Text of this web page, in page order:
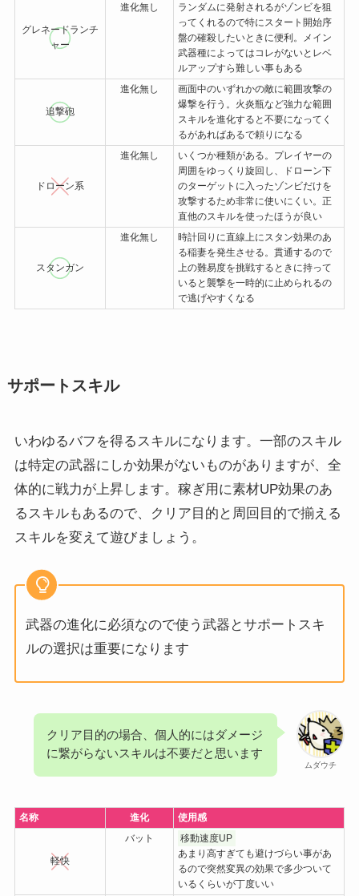
グレネードランチ
ャー
進化無し
ランダムに発射されるがゾンビを狙
ってくれるので特にスタート開始序
盤の確殺したいときに便利。メイン
武器種によってはコレがないとレベ
ルアップすら難しい事もある
追撃砲
進化無し
画面中のいずれかの敵に範囲攻撃の
爆撃を行う。火炎瓶など強力な範囲
スキルを進化すると不要になってく
るがあればあるで頼りになる
ドローン系
進化無し
いくつか種類がある。プレイヤーの
周囲をゆっくり旋回し、ドローン下
のターゲットに入ったゾンビだけを
攻撃するため非常に使いにくい。正
直他のスキルを使ったほうが良い
スタンガン
進化無し
時計回りに直線上にスタン効果のあ
る稲妻を発生させる。貫通するので
上の難易度を挑戦するときに持って
いると襲撃を一時的に止められるの
で逃げやすくなる
サポートスキル
いわゆるバフを得るスキルになります。一部のスキル
は特定の武器にしか効果がないものがありますが、全
体的に戦力が上昇します。稼ぎ用に素材UP効果のあ
るスキルもあるので、クリア目的と周回目的で揃える
スキルを変えて遊びましょう。
武器の進化に必須なので使う武器とサポートスキ
ルの選択は重要になります
ムダウチ
クリア目的の場合、個人的にはダメージ
に繋がらないスキルは不要だと思います
名称 進化 使用感
軽快
バット
移動速度UP
あまり高すぎても避けづらい事があ
るので突然変異の効果で多少ついて
いるくらいが丁度いい